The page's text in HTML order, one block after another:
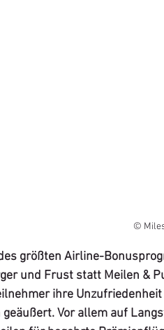
©
größten Airline-
und Frust statt Meilen &
ihre
Vor allem auf